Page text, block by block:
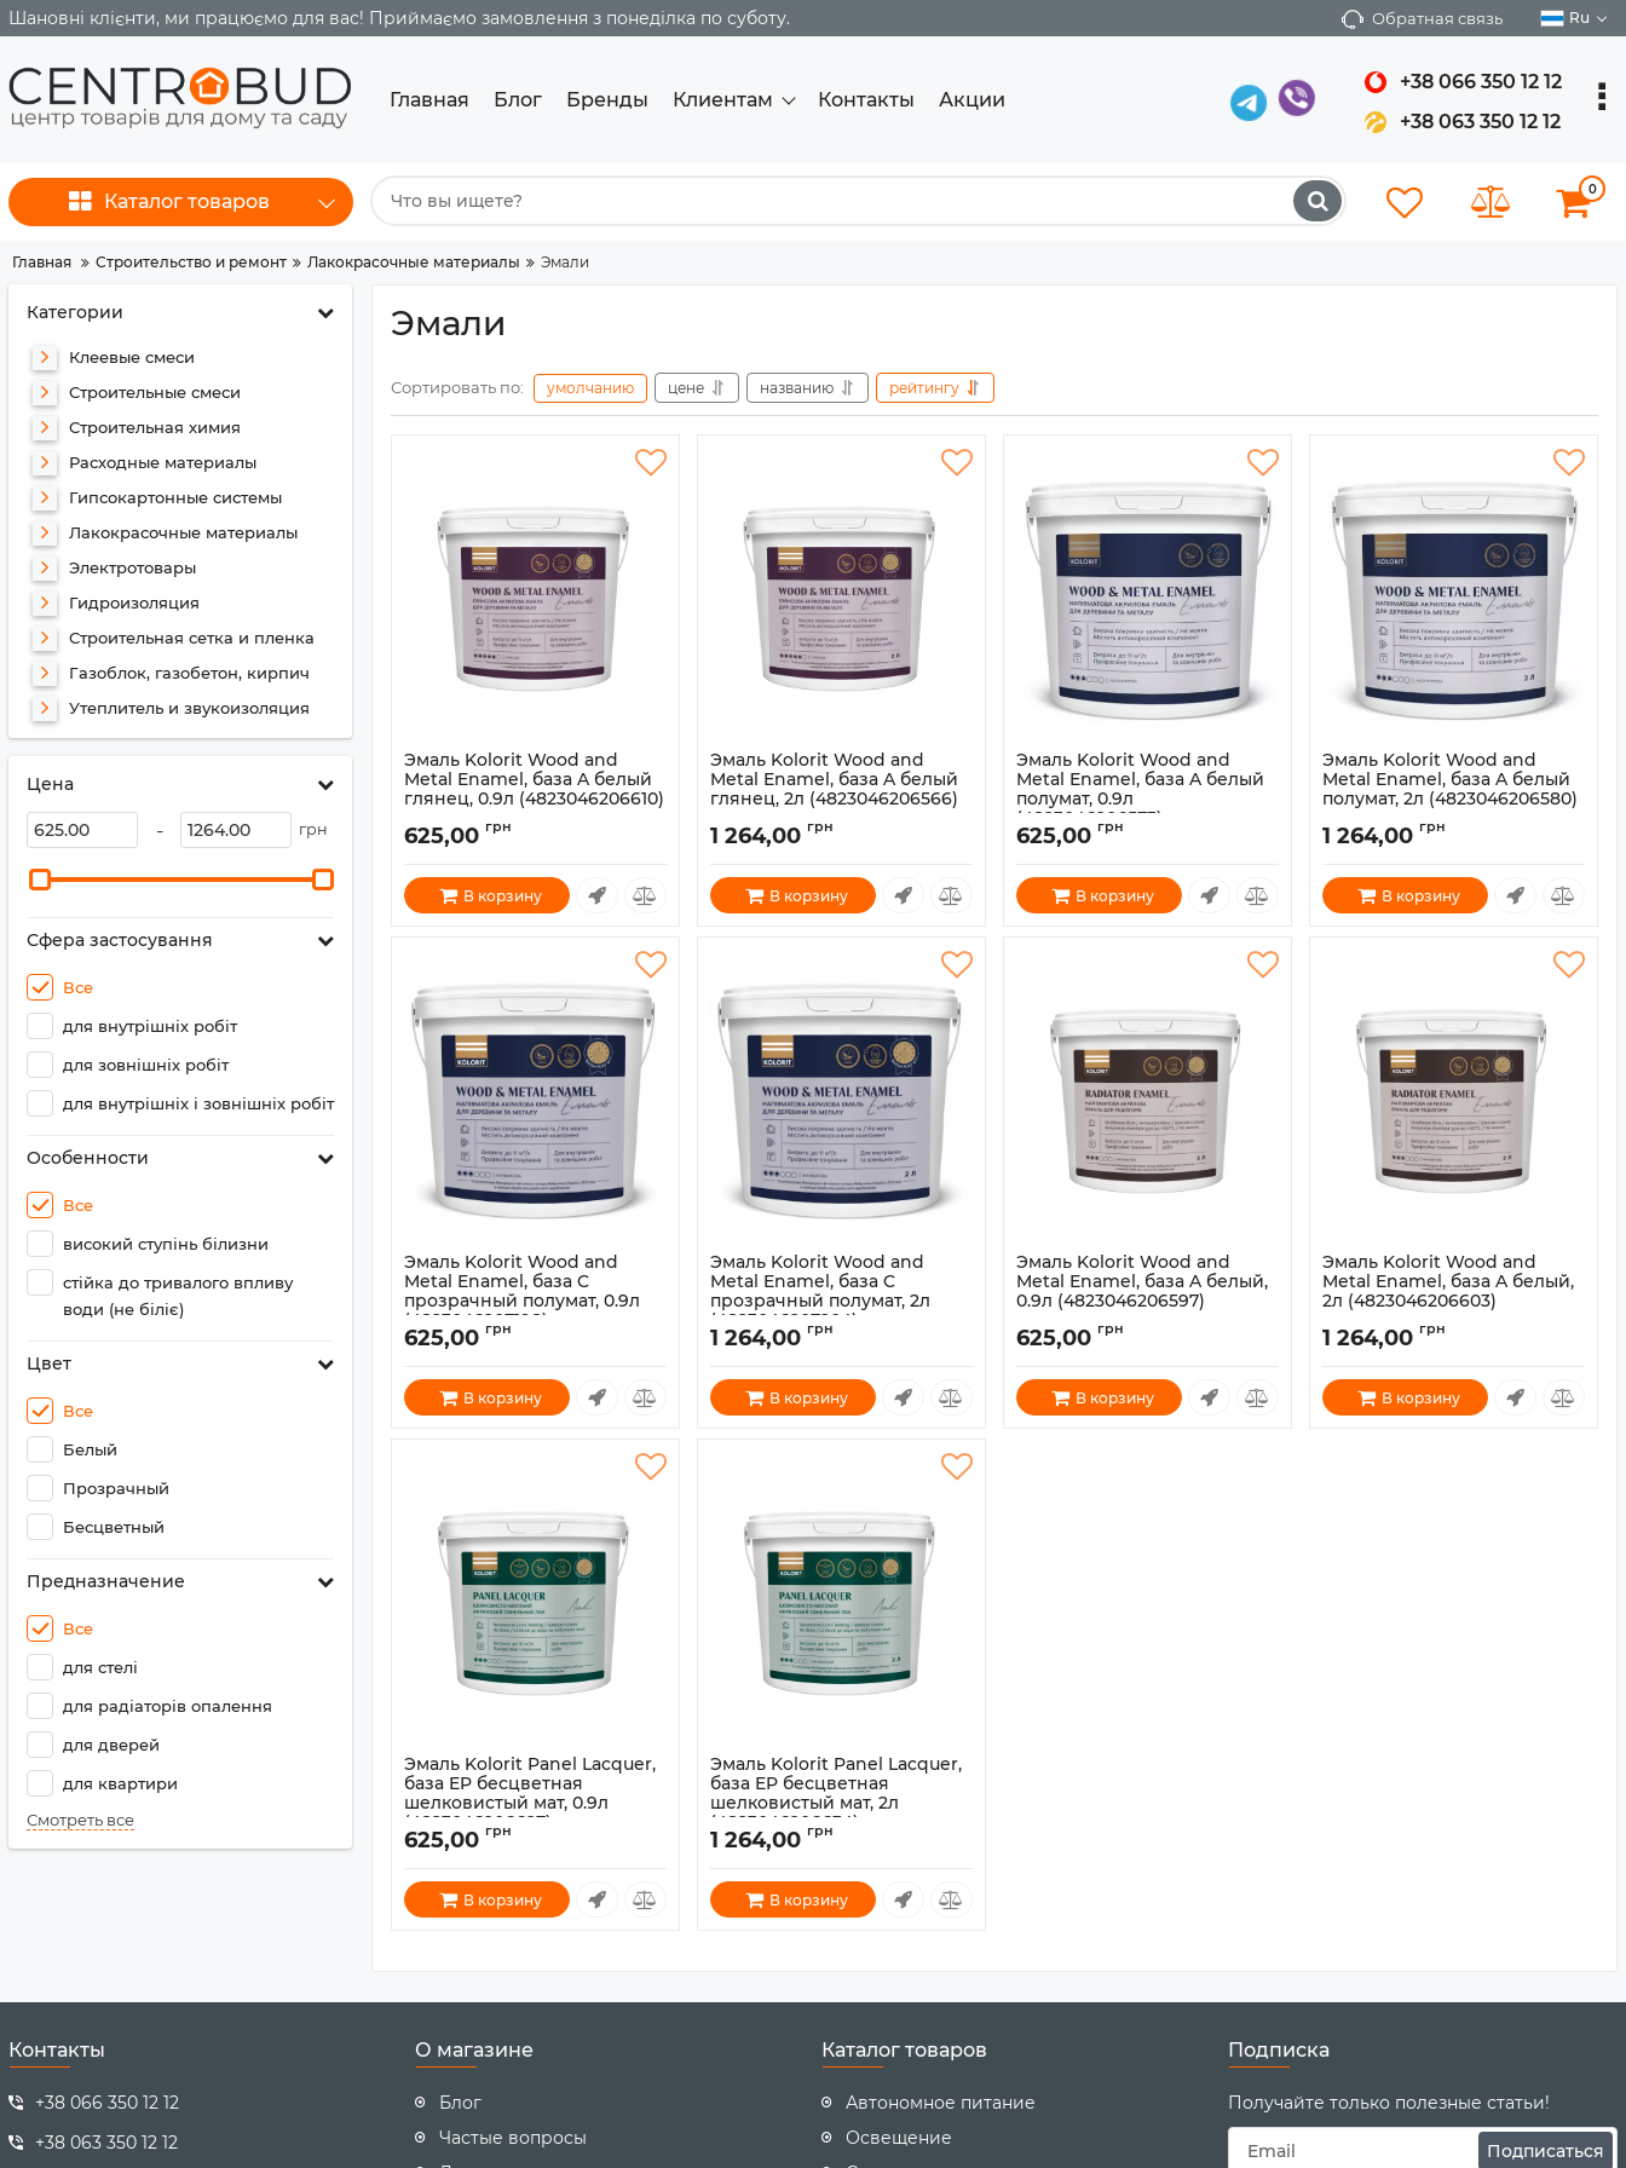
Шановні клієнти, ми працюємо для вас! Приймаємо замовлення з понеділка по суботу. Обратная связь Ru
Главная Блог Бренды Клиентам Контакты Акции
+38 066 350 12 12
+38 063 350 12 12
Каталог товаров
0
Главная Строительство и ремонт Лакокрасочные материалы Эмали
Категории
Клеевые смеси
Строительные смеси
Строительная химия
Расходные материалы
Гипсокартонные системы
Лакокрасочные материалы
Электротовары
Гидроизоляция
Строительная сетка и пленка
Газоблок, газобетон, кирпич
Утеплитель и звукоизоляция
Цена
- грн
Сфера застосування
Все
для внутрішніх робіт
для зовнішніх робіт
для внутрішніх і зовнішніх робіт
Особенности
Все
високий ступінь білизни
стійка до тривалого впливу
води (не біліє)
Цвет
Все
Белый
Прозрачный
Бесцветный
Предназначение
Все
для стелі
для радіаторів опалення
для дверей
для квартири
Смотреть все
Эмали
Сортировать по: умолчанию цене названию рейтингу
Эмаль Kolorit Wood and
Metal Enamel, база A белый
глянец, 0.9л (4823046206610)
1800037
625,00 грн
В корзину
Эмаль Kolorit Wood and
Metal Enamel, база A белый
глянец, 2л (4823046206566)
1800038
1 264,00 грн
В корзину
Эмаль Kolorit Wood and
Metal Enamel, база A белый
полумат, 0.9л
(4823046206573)
Артикул: 1800039
625,00 грн
В корзину
Эмаль Kolorit Wood and
Metal Enamel, база A белый
полумат, 2л (4823046206580)
1800040
1 264,00 грн
В корзину
Эмаль Kolorit Wood and
Metal Enamel, база C
прозрачный полумат, 0.9л
(4823046207198)
Артикул: 1800041
625,00 грн
В корзину
Эмаль Kolorit Wood and
Metal Enamel, база C
прозрачный полумат, 2л
(4823046207204)
Артикул: 1800042
1 264,00 грн
В корзину
Эмаль Kolorit Wood and
Metal Enamel, база A белый,
0.9л (4823046206597)
1800043
625,00 грн
В корзину
Эмаль Kolorit Wood and
Metal Enamel, база A белый,
2л (4823046206603)
1800044
1 264,00 грн
В корзину
Эмаль Kolorit Panel Lacquer,
база EP бесцветная
шелковистый мат, 0.9л
(4823046206627)
Артикул: 1800045
625,00 грн
В корзину
Эмаль Kolorit Panel Lacquer,
база EP бесцветная
шелковистый мат, 2л
(4823046206634)
Артикул: 1800046
1 264,00 грн
В корзину
Контакты
+38 066 350 12 12
+38 063 350 12 12
О магазине
Блог
Частые вопросы
Каталог товаров
Автономное питание
Освещение
Подписка
Получайте только полезные статьи!
Подписаться